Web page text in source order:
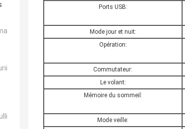
Ports USB:
Mode jour et nuit:
Opération:
Commutateur:
Le volant:
Mémoire du sommeil:
Mode veille: